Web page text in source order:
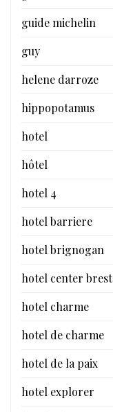
guide michelin
guy
helene darroze
hippopotamus
hotel
hôtel
hotel 4
hotel barriere
hotel brignogan
hotel center brest
hotel charme
hotel de charme
hotel de la paix
hotel explorer